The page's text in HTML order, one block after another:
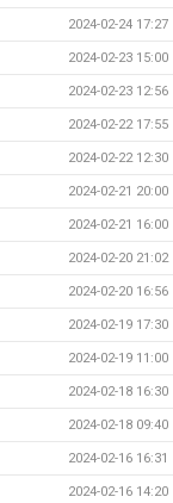
2024-02-24 17:27
2024-02-23 15:00
2024-02-23 12:56
2024-02-22 17:55
2024-02-22 12:30
2024-02-21 20:00
2024-02-21 16:00
2024-02-20 21:02
2024-02-20 16:56
2024-02-19 17:30
2024-02-19 11:00
2024-02-18 16:30
2024-02-18 09:40
2024-02-16 16:31
2024-02-16 14:20